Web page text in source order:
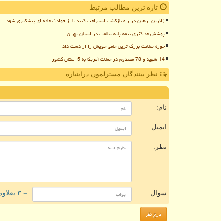
تازه ترین مطالب مرتبط
زائرین اربعین در راه بازگشت استراحت کنند تا از حوادث جاده ای پیشگیری شود
پوشش حداکثری بیمه پایه سلامت در استان تهران
حوزه سلامت بزرگ ترین حامی خویش را از دست داد
14 شهید و 78 مصدوم در حملات آمریکا به 5 استان کشور
نظر بینندگان مسترلمون دراینباره
نام:
ایمیل:
نظر:
سوال: = ۳ بعلاوه ۱